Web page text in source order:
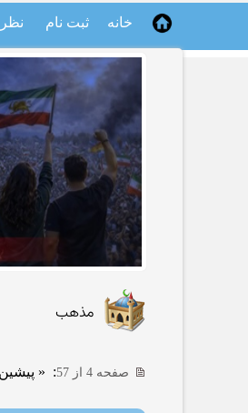
خانه ثبت نام
مذهب
صفحه 4 از 57 : « پیشین